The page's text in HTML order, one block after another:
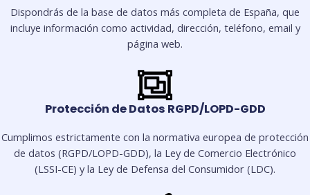
Dispondrás de la base de datos más completa de España, que
incluye información como actividad, dirección, teléfono, email y
página web.
Protección de Datos RGPD/LOPD-GDD
Cumplimos estrictamente con la normativa europea de protección
de datos (RGPD/LOPD-GDD), la Ley de Comercio Electrónico
(LSSI-CE) y la Ley de Defensa del Consumidor (LDC).